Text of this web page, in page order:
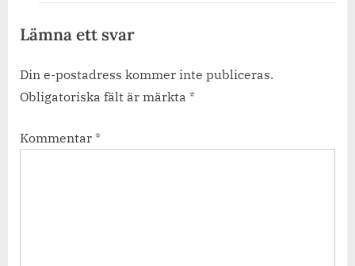
Lämna ett svar
Din e-postadress kommer inte publiceras.
Obligatoriska fält är märkta *
Kommentar *